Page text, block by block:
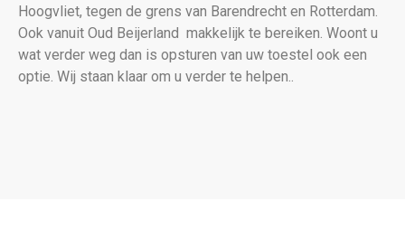
Hoogvliet, tegen de grens van Barendrecht en Rotterdam.
Ook vanuit Oud Beijerland makkelijk te bereiken. Woont u
wat verder weg dan is opsturen van uw toestel ook een
optie. Wij staan klaar om u verder te helpen..